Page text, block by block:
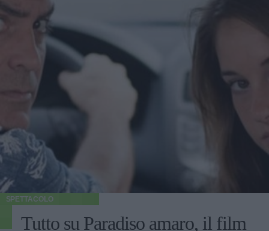
SPETTACOLO
Tutto su Paradiso amaro, il film